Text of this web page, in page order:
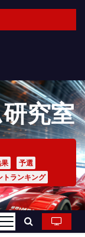
究室
予選
トランキング